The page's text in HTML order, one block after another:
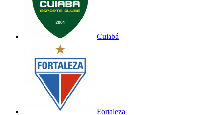
Cuiabá
Fortaleza